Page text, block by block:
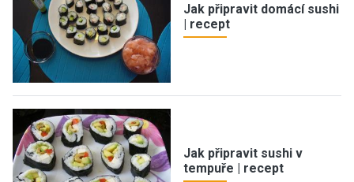
Jak připravit domácí sushi
| recept
Jak připravit sushi v
tempuře | recept